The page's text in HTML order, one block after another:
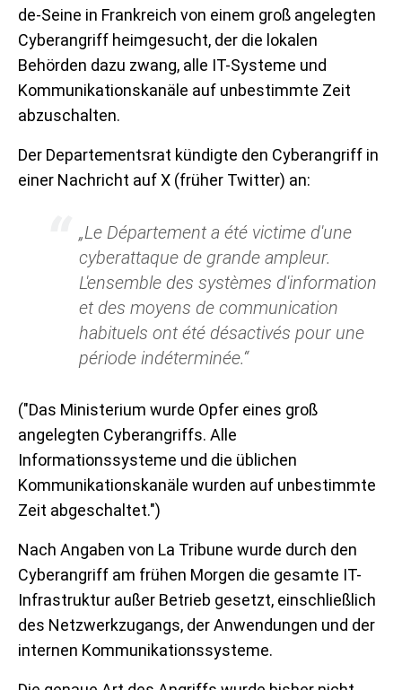
de-Seine in Frankreich von einem groß angelegten
Cyberangriff heimgesucht, der die lokalen
Behörden dazu zwang, alle IT-Systeme und
Kommunikationskanäle auf unbestimmte Zeit
abzuschalten.
Der Departementsrat kündigte den Cyberangriff in
einer Nachricht auf X (früher Twitter) an:
„Le Département a été victime d'une
cyberattaque de grande ampleur.
L'ensemble des systèmes d'information
et des moyens de communication
habituels ont été désactivés pour une
période indéterminée.“
("Das Ministerium wurde Opfer eines groß
angelegten Cyberangriffs. Alle
Informationssysteme und die üblichen
Kommunikationskanäle wurden auf unbestimmte
Zeit abgeschaltet.")
Nach Angaben von La Tribune wurde durch den
Cyberangriff am frühen Morgen die gesamte IT-
Infrastruktur außer Betrieb gesetzt, einschließlich
des Netzwerkzugangs, der Anwendungen und der
internen Kommunikationssysteme.